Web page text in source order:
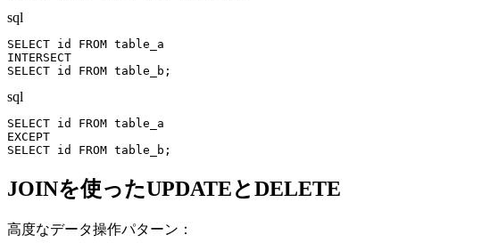
sql
SELECT id FROM table_a
INTERSECT
SELECT id FROM table_b;
sql
SELECT id FROM table_a
EXCEPT
SELECT id FROM table_b;
JOINを使ったUPDATEとDELETE
高度なデータ操作パターン：